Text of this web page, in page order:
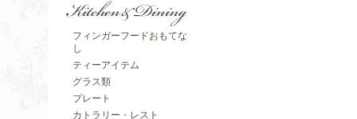
フィンガーフードおもてな
し
ティーアイテム
グラス類
プレート
カトラリー・レスト